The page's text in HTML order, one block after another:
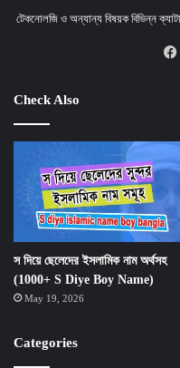
টেকনোলজি ও অন্যান্য বিষয়ক বিভিন্ন
Check Also
স দিয়ে ছেলেদের ইসলামিক নাম অর্থসহ
(1000+ S Diye Boy Name)
May 19, 2026
Categories